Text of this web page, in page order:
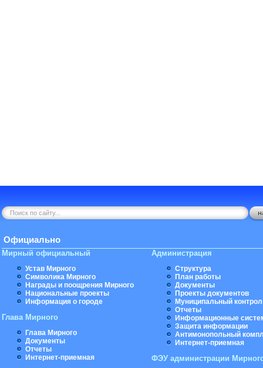
Официально
Мирный официальный
Устав Мирного
Символика Мирного
Награды и поощрения Мирного
Национальные проекты
Информация о городе
Глава Мирного
Глава Мирного
Документы
Отчеты
Интернет-приемная
Администрация
Структура
План работы
Документы
Проекты документов
Муниципальный
Отчеты
Информационные
Защита информации
Антимонопольный
Интернет-приемная
ФЭУ администрации